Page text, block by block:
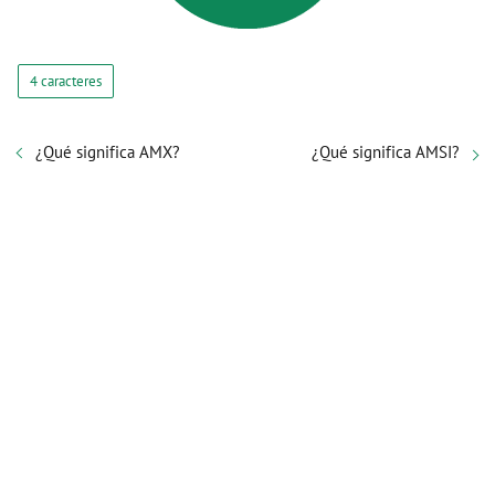
4 caracteres
¿Qué significa AMX? ¿Qué significa AMSI?